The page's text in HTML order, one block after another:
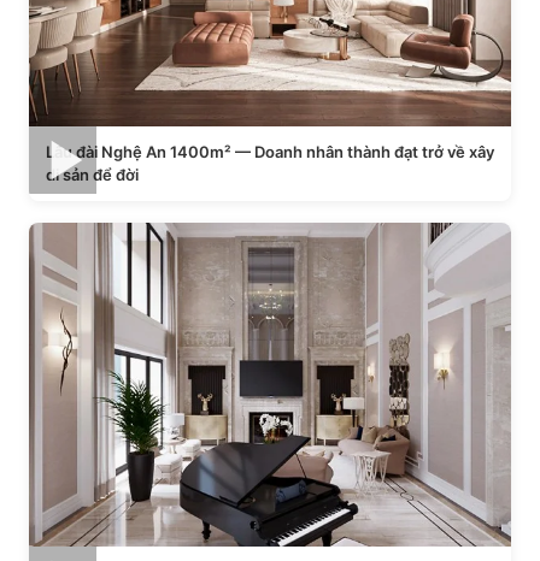
Lâu đài Nghệ An 1400m² — Doanh nhân thành đạt trở về xây
di sản để đời